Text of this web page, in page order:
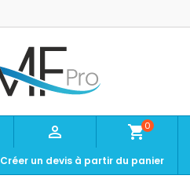
 shopping_cart0
Créer un devis à partir du panier